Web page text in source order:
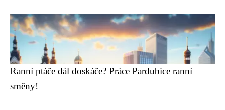
Ranní ptáče dál doskáče? Práce Pardubice ranní
směny!